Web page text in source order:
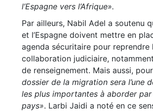
l’Espagne vers l’Afrique».
Par ailleurs, Nabil Adel a soutenu
et l’Espagne doivent mettre en
agenda sécuritaire pour reprendre
collaboration judiciaire,
de renseignement. Mais aussi,
dossier de la migration sera l’une
les plus importantes à aborder
pays». Larbi Jaidi a noté en ce